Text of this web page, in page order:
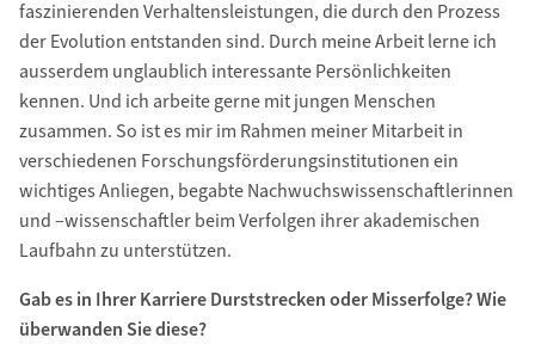
faszinierenden Verhaltensleistungen, die durch den Prozess
der Evolution entstanden sind. Durch meine Arbeit lerne ich
ausserdem unglaublich interessante Persönlichkeiten
kennen. Und ich arbeite gerne mit jungen Menschen
zusammen. So ist es mir im Rahmen meiner Mitarbeit in
verschiedenen Forschungsförderungsinstitutionen ein
wichtiges Anliegen, begabte Nachwuchswissenschaftlerinnen
und –wissenschaftler beim Verfolgen ihrer akademischen
Laufbahn zu unterstützen.
Gab es in Ihrer Karriere Durststrecken oder Misserfolge? Wie
überwanden Sie diese?